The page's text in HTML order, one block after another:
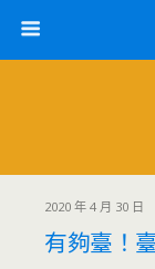
2020 年 4 月 30 日
有夠臺！